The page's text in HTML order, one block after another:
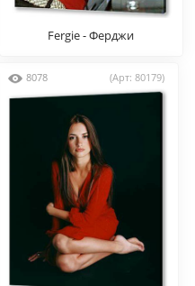
Fergie - Ферджи
8078 (Арт: 80179)